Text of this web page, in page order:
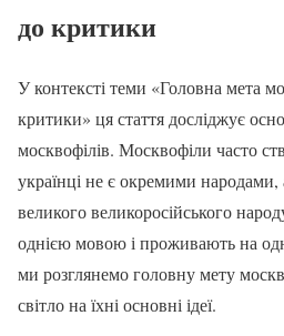
до критики
У контексті теми «Головна мета
критики» ця стаття досліджує
москвофілів. Москвофіли часто
українці не є окремими
великого великоросійського
однією мовою і проживають на
ми розглянемо головну мету
світло на їхні основні ідеї.